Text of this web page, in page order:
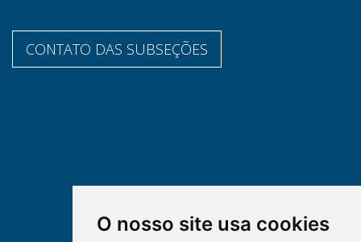
O nosso site usa cookies
CONTATO DAS SUBSEÇÕES